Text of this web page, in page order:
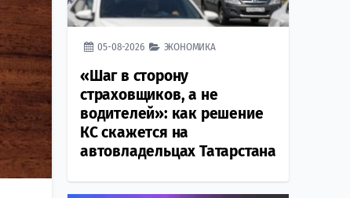
05-08-2026 ЭКОНОМИКА
«Шаг в сторону
страховщиков, а не
водителей»: как решение
КС скажется на
автовладельцах Татарстана